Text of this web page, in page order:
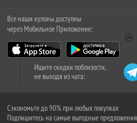
Все наши купоны доступны
через Мобильное Приложение:
Ищите скидки поблизости,
не выходя из чата:
Сэкономьте до 90% при любых покупках
Подпишитесь на самые выгодные предложения